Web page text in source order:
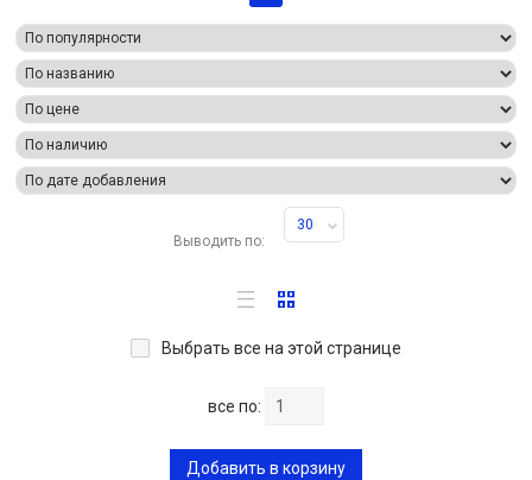
Выводить по:
30
Выбрать все на этой странице
все по:
Добавить в корзину